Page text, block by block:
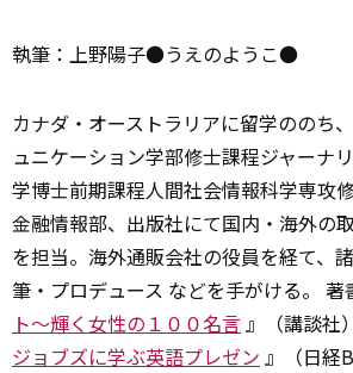
執筆：上野陽子●うえのようこ●
カナダ・オーストラリアに留学ののち
ュニケーション学部修士課程ジャーナ
学博士前期課程人間社会情報科学専攻
金融情報部、出版社にて国内・海外の
を担当。海外通販会社の役員を経て、
筆・プロデュース などを手がける。 著
ト～輝く女性の１００名言 』（講談社
ジョブズに学ぶ英語プレゼン 』（日経